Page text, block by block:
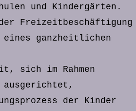
und Kindergärten.
Freizeitbeschäftigung
ganzheitlichen
sich im Rahmen
ausgerichtet,
der Kinder